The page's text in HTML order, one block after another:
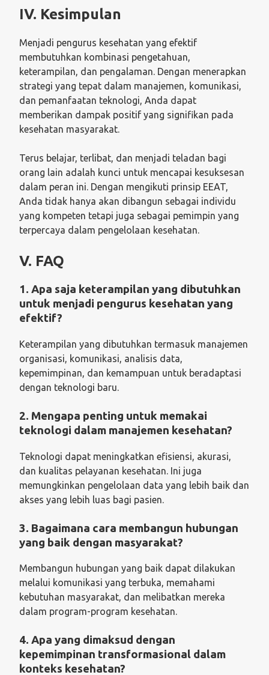
IV. Kesimpulan
Menjadi pengurus kesehatan yang efektif
membutuhkan kombinasi pengetahuan,
keterampilan, dan pengalaman. Dengan menerapkan
strategi yang tepat dalam manajemen, komunikasi,
dan pemanfaatan teknologi, Anda dapat
memberikan dampak positif yang signifikan pada
kesehatan masyarakat.
Terus belajar, terlibat, dan menjadi teladan bagi
orang lain adalah kunci untuk mencapai kesuksesan
dalam peran ini. Dengan mengikuti prinsip EEAT,
Anda tidak hanya akan dibangun sebagai individu
yang kompeten tetapi juga sebagai pemimpin yang
terpercaya dalam pengelolaan kesehatan.
V. FAQ
1. Apa saja keterampilan yang dibutuhkan
untuk menjadi pengurus kesehatan yang
efektif?
Keterampilan yang dibutuhkan termasuk manajemen
organisasi, komunikasi, analisis data,
kepemimpinan, dan kemampuan untuk beradaptasi
dengan teknologi baru.
2. Mengapa penting untuk memakai
teknologi dalam manajemen kesehatan?
Teknologi dapat meningkatkan efisiensi, akurasi,
dan kualitas pelayanan kesehatan. Ini juga
memungkinkan pengelolaan data yang lebih baik dan
akses yang lebih luas bagi pasien.
3. Bagaimana cara membangun hubungan
yang baik dengan masyarakat?
Membangun hubungan yang baik dapat dilakukan
melalui komunikasi yang terbuka, memahami
kebutuhan masyarakat, dan melibatkan mereka
dalam program-program kesehatan.
4. Apa yang dimaksud dengan
kepemimpinan transformasional dalam
konteks kesehatan?